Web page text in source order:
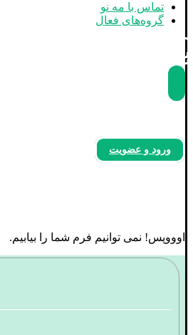
تماس با مه نو
گروه‌های فعال
بله
ورود و عضویت
اوووپس! نمی توانیم فرم شما را بیابیم.